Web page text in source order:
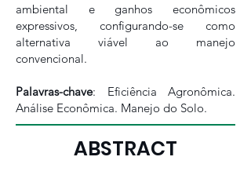
ambiental e ganhos econômicos
expressivos, configurando-se como
alternativa viável ao manejo
convencional.
Palavras-chave: Eficiência Agronômica.
Análise Econômica. Manejo do Solo.
ABSTRACT